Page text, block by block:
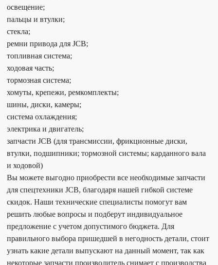
освещение;
пальцы и втулки;
стекла;
ремни привода для JCB;
топливная система;
ходовая часть;
тормозная система;
хомуты, крепежи, ремкомплекты;
шины, диски, камеры;
система охлаждения;
электрика и двигатель;
запчасти JCB (для трансмиссии, фрикционные диски,
втулки, подшипники; тормозной системы; карданного вала
и ходовой)
Вы можете выгодно приобрести все необходимые запчасти
для спецтехники JCB, благодаря нашей гибкой системе
скидок. Наши технические специалисты помогут вам
решить любые вопросы и подберут индивидуальное
предложение с учетом допустимого бюджета. Для
правильного выбора пришедшей в негодность детали, стоит
узнать какие детали выпускают на данный момент, так как
некоторые запчасти производитель снимает с производства